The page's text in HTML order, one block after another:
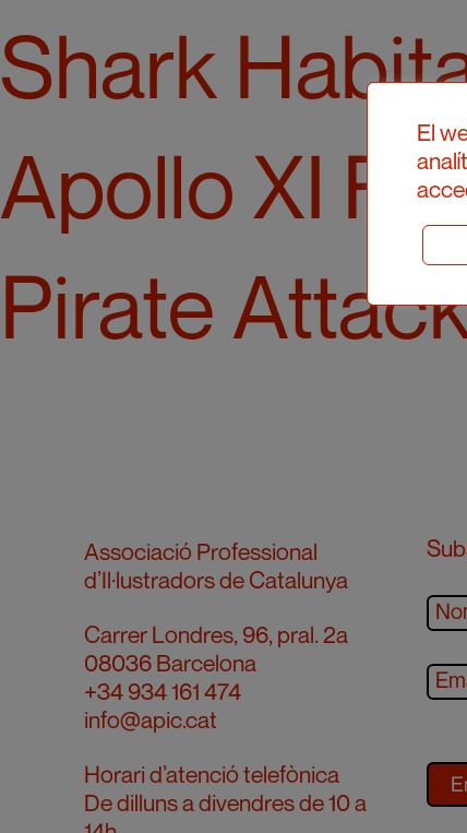
Shark
Apollo XI
Pirate
Associació Professional
d’Il·lustradors de Catalunya
Carrer Londres, 96, pral. 2a
08036 Barcelona
+34 934 161 474
info@apic.cat
Horari d’atenció telefònica
De dilluns a divendres de 10 a
El